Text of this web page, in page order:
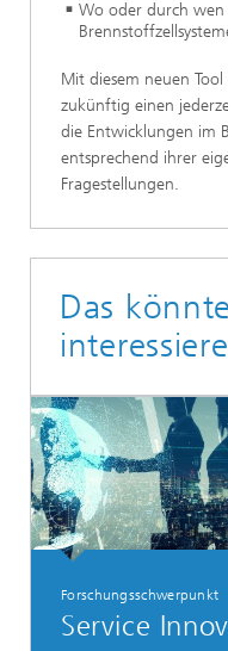
Wo oder durch wen
Mit diesem neuen
zukünftig einen
die Entwicklungen im
entsprechend ihrer
Fragestellungen.
Das
Forschungsschwerpunkt
Service